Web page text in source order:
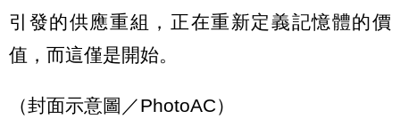
引發的供應重組，正在重新定義記憶體的價
值，而這僅是開始。
（封面示意圖／PhotoAC）